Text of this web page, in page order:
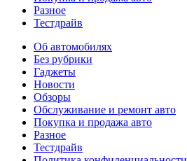
Разное
Тестдрайв
Об автомобилях
Без рубрики
Гаджеты
Новости
Обзоры
Обслуживание и ремонт авто
Покупка и продажа авто
Разное
Тестдрайв